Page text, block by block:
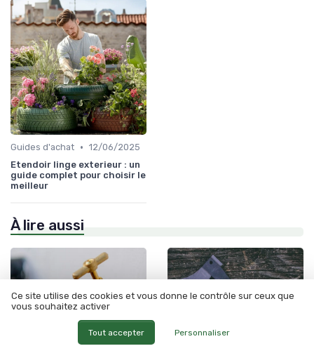
Guides d'achat • 12/06/2025
Etendoir linge exterieur : un
guide complet pour choisir le
meilleur
À lire aussi
Ce site utilise des cookies et vous donne le contrôle sur ceux que
vous souhaitez activer
Tout accepter Personnaliser